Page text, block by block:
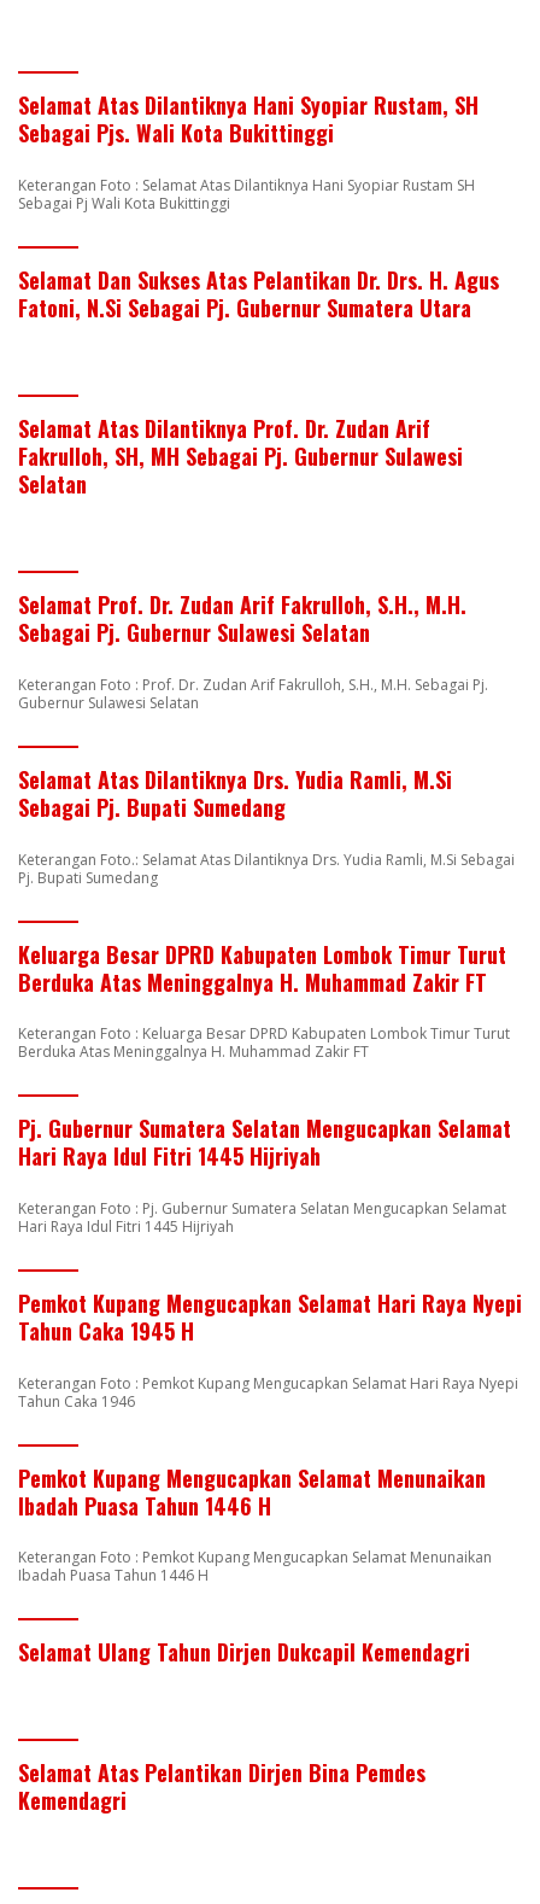
Selamat Atas Dilantiknya Hani Syopiar Rustam, SH
Sebagai Pjs. Wali Kota Bukittinggi
Keterangan Foto : Selamat Atas Dilantiknya Hani Syopiar Rustam SH
Sebagai Pj Wali Kota Bukittinggi
Selamat Dan Sukses Atas Pelantikan Dr. Drs. H. Agus
Fatoni, N.Si Sebagai Pj. Gubernur Sumatera Utara
Selamat Atas Dilantiknya Prof. Dr. Zudan Arif
Fakrulloh, SH, MH Sebagai Pj. Gubernur Sulawesi
Selatan
Selamat Prof. Dr. Zudan Arif Fakrulloh, S.H., M.H.
Sebagai Pj. Gubernur Sulawesi Selatan
Keterangan Foto : Prof. Dr. Zudan Arif Fakrulloh, S.H., M.H. Sebagai Pj.
Gubernur Sulawesi Selatan
Selamat Atas Dilantiknya Drs. Yudia Ramli, M.Si
Sebagai Pj. Bupati Sumedang
Keterangan Foto.: Selamat Atas Dilantiknya Drs. Yudia Ramli, M.Si Sebagai
Pj. Bupati Sumedang
Keluarga Besar DPRD Kabupaten Lombok Timur Turut
Berduka Atas Meninggalnya H. Muhammad Zakir FT
Keterangan Foto : Keluarga Besar DPRD Kabupaten Lombok Timur Turut
Berduka Atas Meninggalnya H. Muhammad Zakir FT
Pj. Gubernur Sumatera Selatan Mengucapkan Selamat
Hari Raya Idul Fitri 1445 Hijriyah
Keterangan Foto : Pj. Gubernur Sumatera Selatan Mengucapkan Selamat
Hari Raya Idul Fitri 1445 Hijriyah
Pemkot Kupang Mengucapkan Selamat Hari Raya Nyepi
Tahun Caka 1945 H
Keterangan Foto : Pemkot Kupang Mengucapkan Selamat Hari Raya Nyepi
Tahun Caka 1946
Pemkot Kupang Mengucapkan Selamat Menunaikan
Ibadah Puasa Tahun 1446 H
Keterangan Foto : Pemkot Kupang Mengucapkan Selamat Menunaikan
Ibadah Puasa Tahun 1446 H
Selamat Ulang Tahun Dirjen Dukcapil Kemendagri
Selamat Atas Pelantikan Dirjen Bina Pemdes
Kemendagri